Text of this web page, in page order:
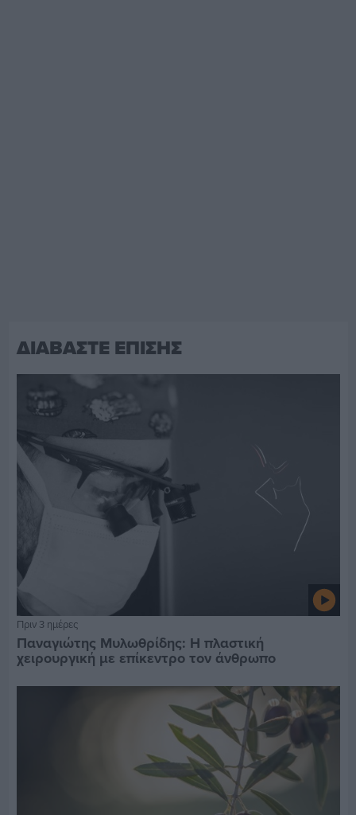
ΔΙΑΒΑΣΤΕ ΕΠΙΣΗΣ
Πριν 3 ημέρες
Παναγιώτης Μυλωθρίδης: Η πλαστική
χειρουργική με επίκεντρο τον άνθρωπο